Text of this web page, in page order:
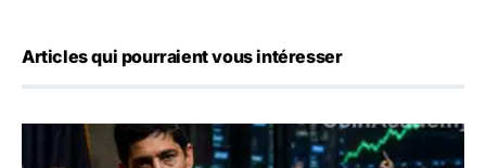
Articles qui pourraient vous intéresser
Emploi américain : 23 000 postes détruits en juillet, les